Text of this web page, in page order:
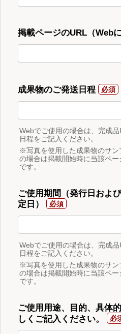
掲載ページのURL（Web
成果物のご発送日程
Webでご使用の場合は、完成
日程をご記入ください。
※写真を使用した成果物のサン
の場合は掲載開始時に当該ペ
です。
ご使用期間（発行日およ
定日）
Webでご使用の場合は、完成
日程をご記入ください。
※写真を使用した成果物のサン
の場合は掲載開始時に当該ペ
です。
ご使用用途、目的、具体
しくご記入ください。